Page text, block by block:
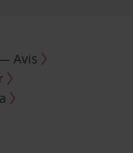
Avis